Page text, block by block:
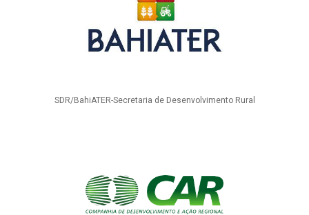
SDR/BahiATER-Secretaria de Desenvolvimento Rural